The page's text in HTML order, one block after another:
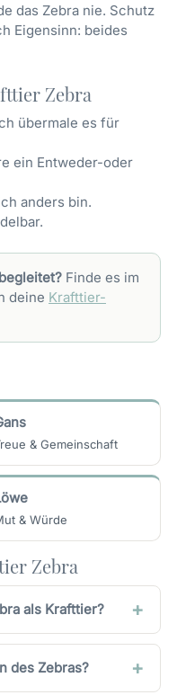
das Zebra nie. Schutz
Eigensinn: beides
Zebra
übermale es für
ein Entweder-oder
anders bin.
Finde es im
deine Krafttier-
& Gemeinschaft
& Würde
Zebra
als Krafttier?
des Zebras?